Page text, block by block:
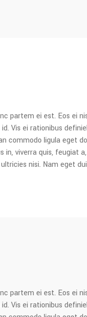
partem ei est. Eos ei
Vis ei rationibus
commodo ligula eget
viverra quis, feugiat
nisi. Nam eget
partem ei est. Eos ei
Vis ei rationibus